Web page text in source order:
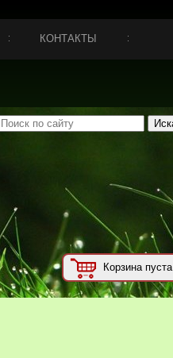
КОНТАКТЫ
Корзина пуста